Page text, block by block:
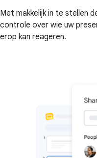
Met makkelijk in te stellen
controle over wie uw
erop kan reageren.